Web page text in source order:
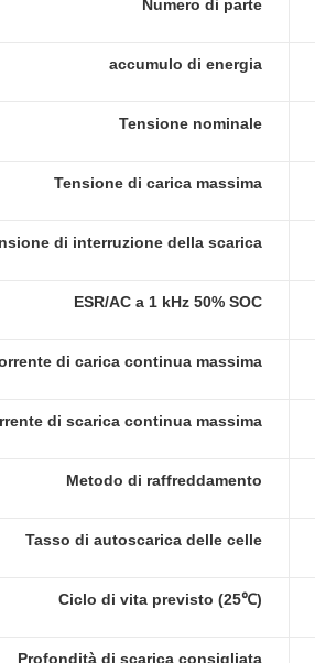
Numero di parte
accumulo di energia
Tensione nominale
Tensione di carica massima
di interruzione della scarica
ESR/AC a 1 kHz 50% SOC
di carica continua massima
di scarica continua massima
Metodo di raffreddamento
Tasso di autoscarica delle celle
Ciclo di vita previsto (25℃)
Profondità di scarica consigliata